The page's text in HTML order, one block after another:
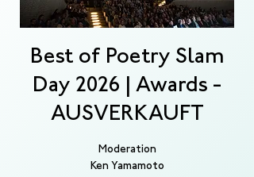
Best of Poetry Slam
Day 2026 | Awards -
AUSVERKAUFT
Moderation
Ken Yamamoto